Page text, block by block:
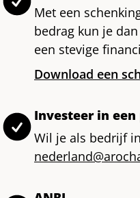
Met een
bedrag kun je
een stevige
Download een
Investeer in
Wil je als bedrijf